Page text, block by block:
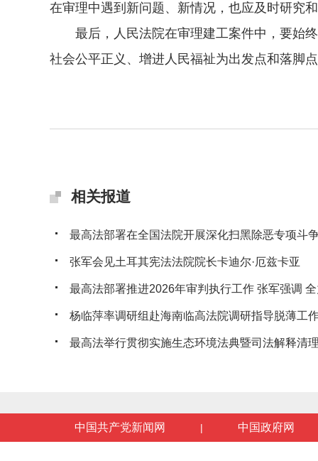
在审理中遇到新问题、新情况，也应及时研究
最后，人民法院在审理建工案件中，要始终
社会公平正义、增进人民福祉为出发点和落脚
相关报道
最高法部署在全国法院开展深化扫黑除恶专项斗
张军会见土耳其宪法法院院长卡迪尔·厄兹卡亚
最高法部署推进2026年审判执行工作 张军强调
杨临萍率调研组赴海南临高法院调研指导脱薄工
最高法举行贯彻实施生态环境法典暨司法解释清
中国共产党新闻网 | 中国政府网